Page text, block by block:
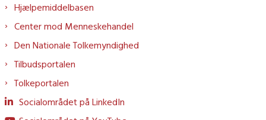
Hjælpemiddelbasen
Center mod Menneskehandel
Den Nationale Tolkemyndighed
Tilbudsportalen
Tolkeportalen
Socialområdet på LinkedIn